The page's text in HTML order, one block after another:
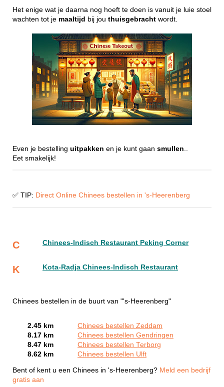
Het enige wat je daarna nog hoeft te doen is vanuit je luie stoel
wachten tot je maaltijd bij jou thuisgebracht wordt.
Even je bestelling uitpakken en je kunt gaan smullen
Eet smakelijk!
✅ TIP: Direct Online Chinees bestellen in 's-Heerenberg
C Chinees-Indisch Restaurant Peking Corner
K Kota-Radja Chinees-Indisch Restaurant
Chinees bestellen in de buurt van "'s-Heerenberg"
2.45 km
Chinees bestellen Zeddam
8.17 km
Chinees bestellen Gendringen
8.47 km
Chinees bestellen Terborg
8.62 km
Chinees bestellen Ulft
Bent of kent u een Chinees in 's-Heerenberg? Meld een bedrijf
gratis aan